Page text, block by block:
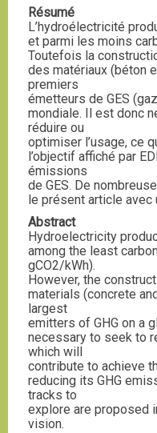
Résumé
L’hydroélectricité
et parmi les moins
Toutefois la
des matériaux (béton
premiers
émetteurs de GES
mondiale. Il est donc
réduire ou
optimiser l’usage, ce
l’objectif affiché par
émissions
de GES. De
le présent article
Abstract
Hydroelectricity
among the least
gCO2/kWh).
However, the
materials (concrete
largest
emitters of GHG on a
necessary to seek to
which will
contribute to achieve
reducing its GHG
tracks to
explore are proposed
vision.